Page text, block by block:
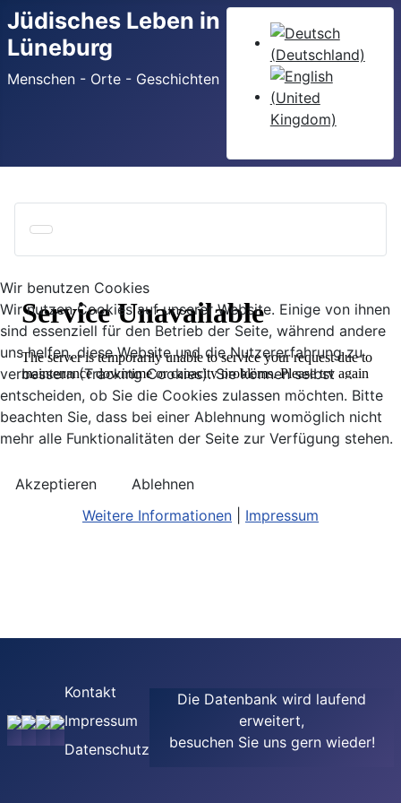
Jüdisches Leben in
Lüneburg
Menschen - Orte - Geschichten
Sprache auswählen
Kontakt
Impressum
Datenschutz
Die Datenbank wird laufend
erweitert,
besuchen Sie uns gern wieder!
Wir benutzen Cookies
Wir nutzen Cookies auf unserer Website. Einige von ihnen
sind essenziell für den Betrieb der Seite, während andere
uns helfen, diese Website und die Nutzererfahrung zu
verbessern (Tracking Cookies). Sie können selbst
entscheiden, ob Sie die Cookies zulassen möchten. Bitte
beachten Sie, dass bei einer Ablehnung womöglich nicht
mehr alle Funktionalitäten der Seite zur Verfügung stehen.
Akzeptieren
Ablehnen
Weitere Informationen
Impressum